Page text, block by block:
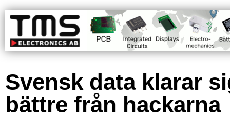
Svensk data klarar
bättre från hackarna